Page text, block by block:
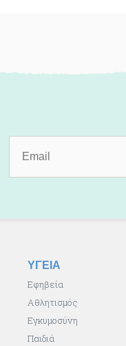
ΥΓΕΙΑ
Εφηβεία
Αθλητισμός
Εγκυμοσύνη
Παιδιά